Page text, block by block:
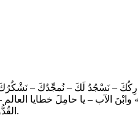
– نَسْجُدُ لَكَ – نُمجِّدُكَ –
وابْنَ الآب – يا حامِلَ خطايا
القُدُّوس، أنْتَ وَحْدَكَ الرَّبُّ – أنْتَ وَحْدَكَ العَليّ – يا يَسُوعُ المسيح – مَعَ الرُّوحِ القُدُس – في مَجْدِ ﷲِ الآب. – آمين.